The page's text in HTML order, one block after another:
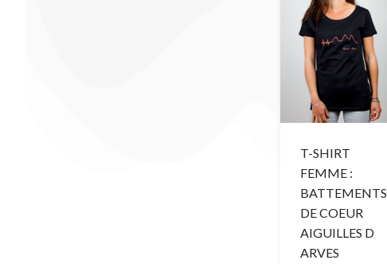
T-SHIRT
FEMME :
BATTEMENTS
DE COEUR
AIGUILLES D
ARVES